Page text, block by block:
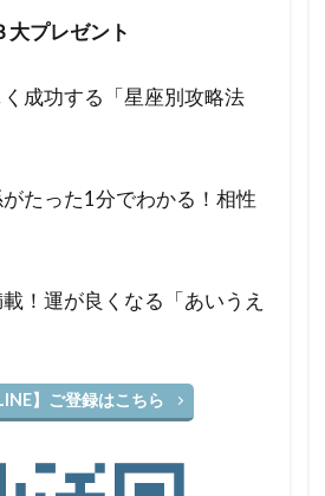
大プレゼント
く成功する「星座別攻略法
たった1分でわかる！相性
！運が良くなる「あいうえ
】ご登録はこちら